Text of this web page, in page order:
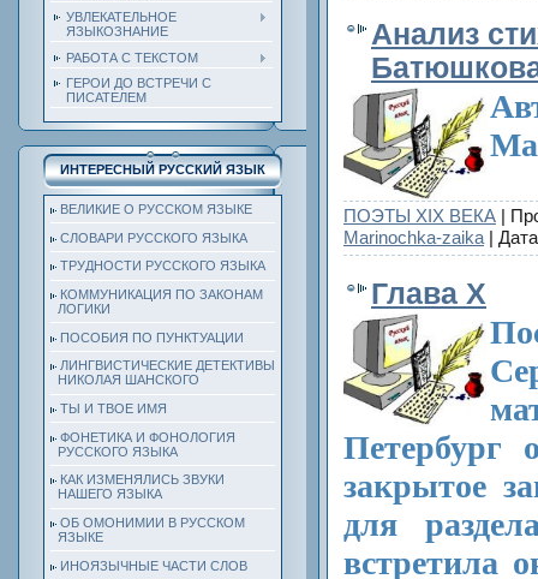
УВЛЕКАТЕЛЬНОЕ
ЯЗЫКОЗНАНИЕ
РАБОТА С ТЕКСТОМ
ГЕРОИ ДО ВСТРЕЧИ С
ПИСАТЕЛЕМ
ИНТЕРЕСНЫЙ РУССКИЙ ЯЗЫК
ВЕЛИКИЕ О РУССКОМ ЯЗЫКЕ
СЛОВАРИ РУССКОГО ЯЗЫКА
ТРУДНОСТИ РУССКОГО ЯЗЫКА
КОММУНИКАЦИЯ ПО ЗАКОНАМ
ЛОГИКИ
ПОСОБИЯ ПО ПУНКТУАЦИИ
ЛИНГВИСТИЧЕСКИЕ ДЕТЕКТИВЫ
НИКОЛАЯ ШАНСКОГО
ТЫ И ТВОЕ ИМЯ
ФОНЕТИКА И ФОНОЛОГИЯ
РУССКОГО ЯЗЫКА
КАК ИЗМЕНЯЛИСЬ ЗВУКИ
НАШЕГО ЯЗЫКА
ОБ ОМОНИМИИ В РУССКОМ
ЯЗЫКЕ
ИНОЯЗЫЧНЫЕ ЧАСТИ СЛОВ
Анализ
ПОЭТЫ ХIХ ВЕКА |
Marinochka-zaika |
Глава X
Петербург
закрытое
для
встретила